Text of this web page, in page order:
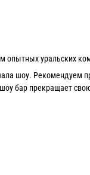
уральских
шоу. Рекомендуем
бар прекращает